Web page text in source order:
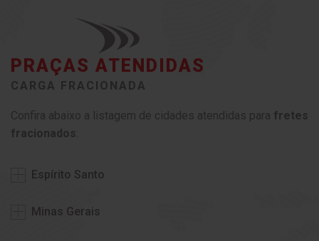
PRAÇAS ATENDIDAS
CARGA FRACIONADA
Confira abaixo a listagem de cidades atendidas para fretes
fracionados
Espírito Santo
Minas Gerais